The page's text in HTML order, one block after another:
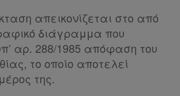
απεικονίζεται στο από
διάγραμμα που
αρ. 288/1985 απόφαση του
το οποίο αποτελεί
της.